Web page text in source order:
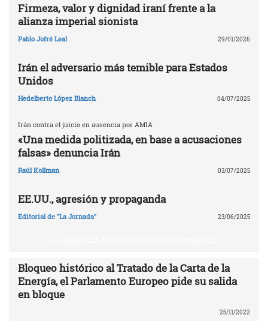
Firmeza, valor y dignidad iraní frente a la
alianza imperial sionista
Pablo Jofré Leal 29/01/2026
Irán el adversario más temible para Estados
Unidos
Hedelberto López Blanch 04/07/2025
Irán contra el juicio en ausencia por AMIA
«Una medida politizada, en base a acusaciones
falsas» denuncia Irán
Raúl Kollman 03/07/2025
EE.UU., agresión y propaganda
Editorial de "La Jornada" 23/06/2025
Bloqueo histórico al Tratado de la Carta de la
Energía, el Parlamento Europeo pide su salida
en bloque
25/11/2022